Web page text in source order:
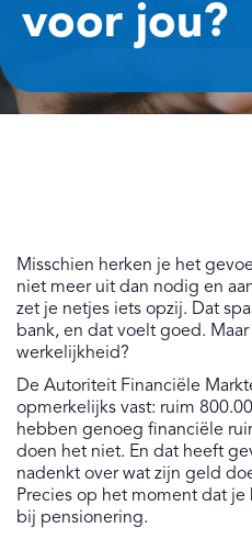
voor jou?
Misschien herken je het
niet meer uit dan nodig en
zet je netjes iets opzij. Dat
bank, en dat voelt goed.
werkelijkheid?
De Autoriteit Financiële
opmerkelijks vast: ruim
hebben genoeg financiële
doen het niet. En dat heeft
nadenkt over wat zijn geld
Precies op het moment dat
bij pensionering.